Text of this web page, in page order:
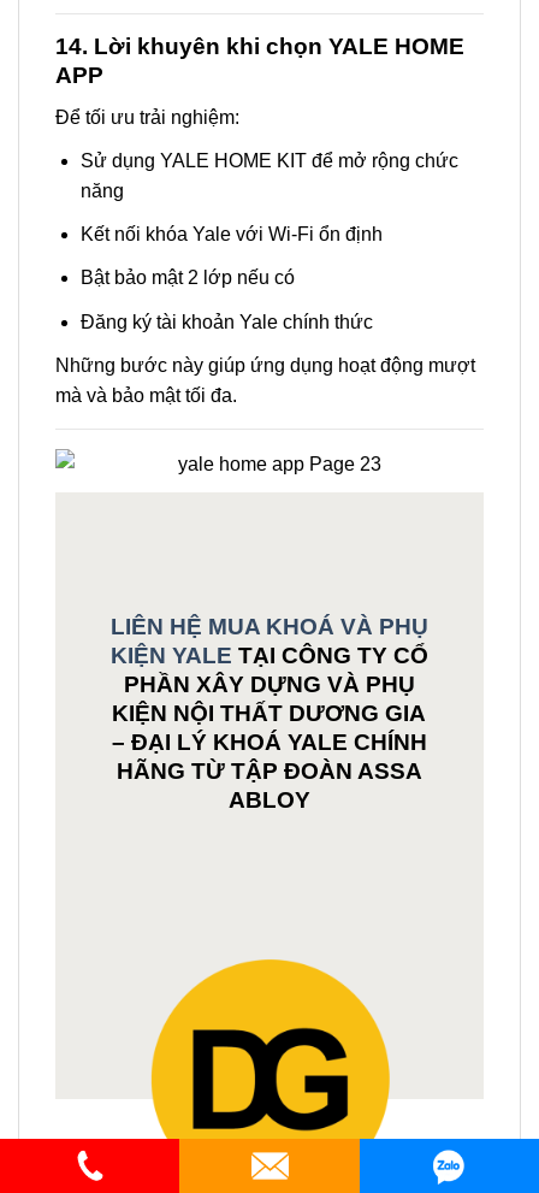
14. Lời khuyên khi chọn YALE HOME
APP
Để tối ưu trải nghiệm:
Sử dụng YALE HOME KIT để mở rộng chức
năng
Kết nối khóa Yale với Wi-Fi ổn định
Bật bảo mật 2 lớp nếu có
Đăng ký tài khoản Yale chính thức
Những bước này giúp ứng dụng hoạt động mượt
mà và bảo mật tối đa.
LIÊN HỆ MUA KHOÁ VÀ PHỤ
KIỆN YALE TẠI CÔNG TY CỔ
PHẦN XÂY DỰNG VÀ PHỤ
KIỆN NỘI THẤT DƯƠNG GIA
– ĐẠI LÝ KHOÁ YALE CHÍNH
HÃNG TỪ TẬP ĐOÀN ASSA
ABLOY